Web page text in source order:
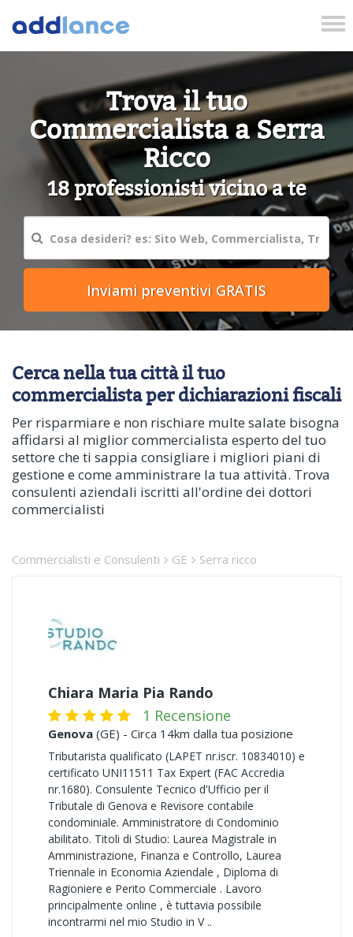
Trova il tuo
Commercialista a Serra
Ricco
18 professionisti vicino a te
Cerca nella tua città il tuo
commercialista per dichiarazioni fiscali
Per risparmiare e non rischiare multe salate bisogna
affidarsi al miglior commercialista esperto del tuo
settore che ti sappia consigliare i migliori piani di
gestione e come amministrare la tua attività. Trova
consulenti aziendali iscritti all'ordine dei dottori
commercialisti
Commercialisti e Consulenti GE Serra ricco
Chiara Maria Pia Rando
1 Recensione
Genova (GE) - Circa 14km dalla tua posizione
Tributarista qualificato (LAPET nr.iscr. 10834010) e
certificato UNI11511 Tax Expert (FAC Accredia
nr.1680). Consulente Tecnico d'Ufficio per il
Tributale di Genova e Revisore contabile
condominiale. Amministratore di Condominio
abilitato. Titoli di Studio: Laurea Magistrale in
Amministrazione, Finanza e Controllo, Laurea
Triennale in Economia Aziendale , Diploma di
Ragioniere e Perito Commerciale . Lavoro
principalmente online , è tuttavia possibile
incontrarmi nel mio Studio in V ..